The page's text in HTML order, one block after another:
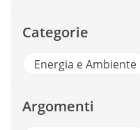
Categorie
Energia e Ambiente
Argomenti